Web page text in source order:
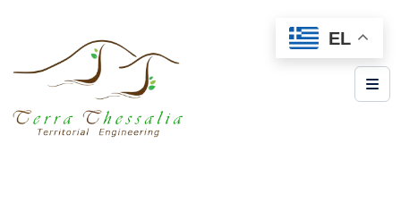
EL